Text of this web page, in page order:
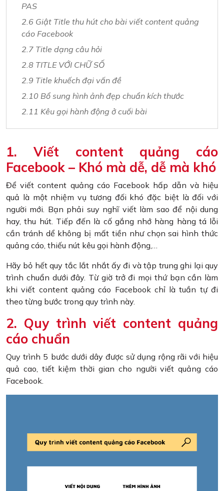
PAS
2.6 Giật Title thu hút cho bài viết content quảng
cáo Facebook
2.7 Title dạng câu hỏi
2.8 TITLE VỚI CHỮ SỐ
2.9 Title khuếch đại vấn đề
2.10 Bổ sung hình ảnh đẹp chuẩn kích thước
2.11 Kêu gọi hành động ở cuối bài
1. Viết content quảng cáo
Facebook – Khó mà dễ, dễ mà khó
Để viết content quảng cáo Facebook hấp dẫn và hiệu
quả là một nhiệm vụ tương đối khó đặc biệt là đối với
người mới. Bạn phải suy nghĩ viết làm sao để nội dung
hay, thu hút. Tiếp đến là cố gắng nhớ hàng hàng tá lỗi
cần tránh dể không bị mất tiền như chọn sai hình thức
quảng cáo, thiếu nút kêu gọi hành động,…
Hãy bỏ hết quy tắc lắt nhắt ấy đi và tập trung ghi lại quy
trình chuẩn dưới đây. Từ giờ trở đi mọi thứ bạn cần làm
khi viết content quảng cáo Facebook chỉ là tuần tự đi
theo từng bước trong quy trình này.
2. Quy trình viết content quảng
cáo chuẩn
Quy trình 5 bước dưới dây được sử dụng rộng rãi với hiệu
quả cao, tiết kiệm thời gian cho người viết quảng cáo
Facebook.